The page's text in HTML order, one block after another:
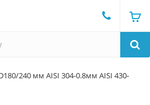
240 мм AISI 304-0.8мм AISI 430-